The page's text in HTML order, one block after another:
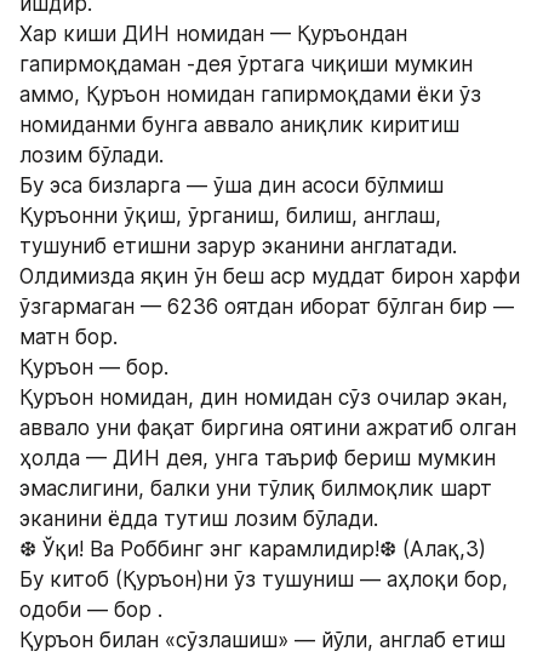
Хар киши ДИН номидан — Қуръондан
гапирмоқдаман -дея ўртага чиқиши мумкин
аммо, Қуръон номидан гапирмоқдами ёки ўз
номиданми бунга аввало аниқлик киритиш
лозим бўлади.
Бу эса бизларга — ўша дин асоси бўлмиш
Қуръонни ўқиш, ўрганиш, билиш, англаш,
тушуниб етишни зарур эканини англатади.
Олдимизда яқин ўн беш аср муддат бирон харфи
ўзгармаган — 6236 оятдан иборат бўлган бир —
матн бор.
Қуръон — бор.
Қуръон номидан, дин номидан сўз очилар экан,
аввало уни фақат биргина оятини ажратиб олган
ҳолда — ДИН дея, унга таъриф бериш мумкин
эмаслигини, балки уни тўлиқ билмоқлик шарт
эканини ёдда тутиш лозим бўлади.
❆ Ўқи! Ва Роббинг энг карамлидир!❆ (Алақ,3)
Бу китоб (Қуръон)ни ўз тушуниш — аҳлоқи бор,
одоби — бор .
Қуръон билан «сўзлашиш» — йўли, англаб етиш